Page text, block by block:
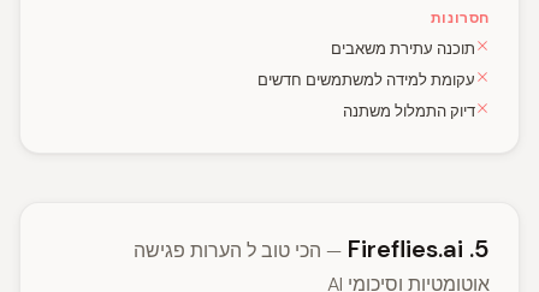
חסרונות
תוכנה עתירת משאבים
עקומת למידה למשתמשים חדשים
דיוק התמלול משתנה
5. Fireflies.ai
— הכי טוב ל הערות פגישה
אוטומטיות וסיכומי AI